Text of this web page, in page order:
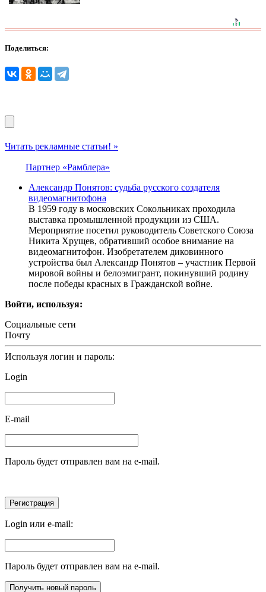
Поделиться:
Читать рекламные статьи! »
Партнер «Рамблера»
Александр Понятов: судьба русского создателя
видеомагнитофона
В 1959 году в московских Сокольниках проходила
выставка промышленной продукции из США.
Мероприятие посетил руководитель Советского Союза
Никита Хрущев, обративший особое внимание на
видеомагнитофон. Изобретателем диковинного
устройства был Александр Понятов – участник Первой
мировой войны и белоэмигрант, покинувший родину
после победы красных в Гражданской войне.
Войти, используя:
Социальные сети
Почту
Используя логин и пароль:
Login
E-mail
Пароль будет отправлен вам на e-mail.
Login или e-mail:
Пароль будет отправлен вам на e-mail.